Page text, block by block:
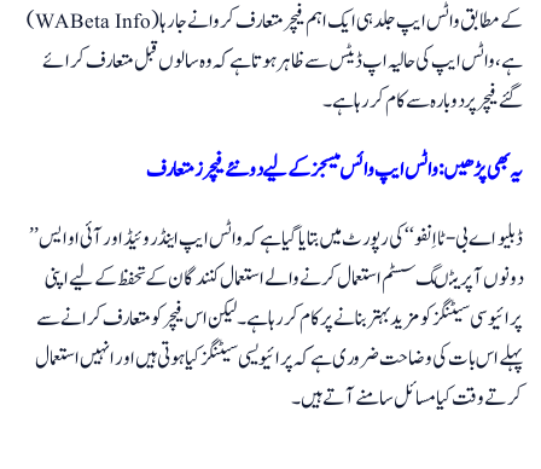
(WABeta Info) کے مطابق واٹس ایپ جلد ہی ایک اہم فیچر متعارف کروانے جارہا
ہے، واٹس ایپ کی حالیہ اپ ڈیٹس سے ظاہر ہوتا ہے کہ وہ سالوں قبل متعارف کرائے
گئے فیچر پر دوبارہ سے کام کر رہا ہے۔
یہ بھی پڑھیں: واٹس ایپ وائس میسجز کے لیے دو نئے فیچرز متعارف
’’ڈبلیو اے بی-ٹا اِنفو‘‘ کی رپورٹ میں بتایا گیا ہے کہ واٹس ایپ اینڈروئیڈ اور آئی او ایس
دونوں آپریٹںگ سسٹم استعمال کرنے والے استعمال کنندگان کے تحفظ کے لیے اپنی
پرائیوسی سیٹنگز کو مزید بہتر بنانے پر کام کر رہا ہے۔ لیکن اس فیچر کو متعارف کرانے سے
پہلے اس بات کی وضاحت ضروری ہے کہ پرائیویسی سیٹنگز کیا ہوتی ہیں اور انہیں استعمال
کرتے وقت کیا مسائل سامنے آتے ہیں۔